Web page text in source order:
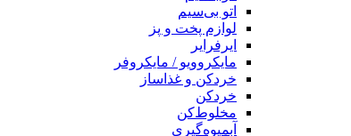
اتو بی‌سیم
لوازم پخت و پز
ایرفرایر
مایکروویو / مایکروفر
خردکن و غذاساز
خردکن
مخلوط‌کن
آبمیوه‌گیری